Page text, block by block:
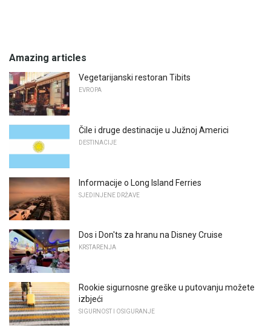
Amazing articles
Vegetarijanski restoran Tibits
EVROPA
Čile i druge destinacije u Južnoj Americi
DESTINACIJE
Informacije o Long Island Ferries
SJEDINJENE DRŽAVE
Dos i Don'ts za hranu na Disney Cruise
KRSTARENJA
Rookie sigurnosne greške u putovanju možete
izbjeći
SIGURNOST I OSIGURANJE